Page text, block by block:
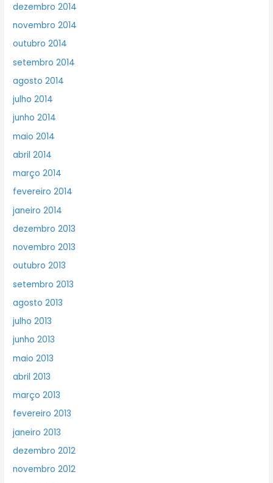
dezembro 2014
novembro 2014
outubro 2014
setembro 2014
agosto 2014
julho 2014
junho 2014
maio 2014
abril 2014
março 2014
fevereiro 2014
janeiro 2014
dezembro 2013
novembro 2013
outubro 2013
setembro 2013
agosto 2013
julho 2013
junho 2013
maio 2013
abril 2013
março 2013
fevereiro 2013
janeiro 2013
dezembro 2012
novembro 2012